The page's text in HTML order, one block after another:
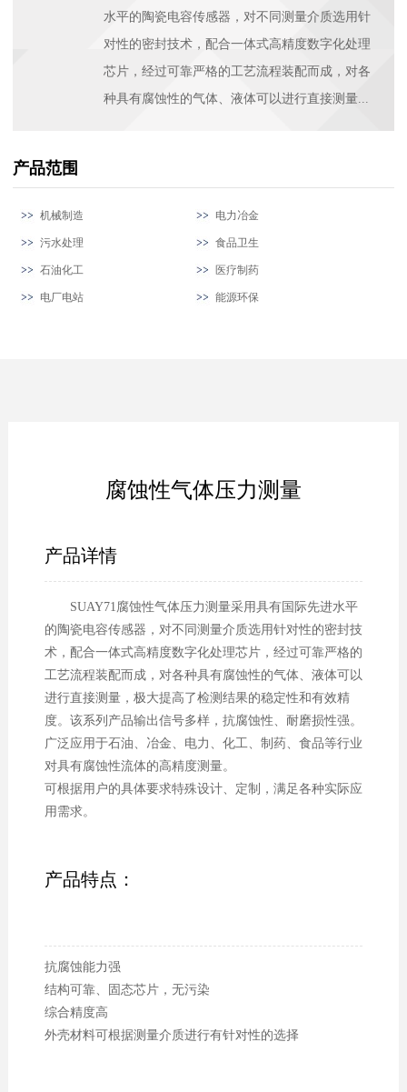
水平的陶瓷电容传感器，对不同测量介质选用针
对性的密封技术，配合一体式高精度数字化处理
芯片，经过可靠严格的工艺流程装配而成，对各
种具有腐蚀性的气体、液体可以进行直接测量...
产品范围
机械制造 电力冶金
污水处理 食品卫生
石油化工 医疗制药
电厂电站 能源环保
腐蚀性气体压力测量
产品详情
SUAY71腐蚀性气体压力测量采用具有国际先进水平
的陶瓷电容传感器，对不同测量介质选用针对性的密封技
术，配合一体式高精度数字化处理芯片，经过可靠严格的
工艺流程装配而成，对各种具有腐蚀性的气体、液体可以
进行直接测量，极大提高了检测结果的稳定性和有效精
度。该系列产品输出信号多样，抗腐蚀性、耐磨损性强。
广泛应用于石油、冶金、电力、化工、制药、食品等行业
对具有腐蚀性流体的高精度测量。
可根据用户的具体要求特殊设计、定制，满足各种实际应
用需求。
产品特点：
抗腐蚀能力强
结构可靠、固态芯片，无污染
综合精度高
外壳材料可根据测量介质进行有针对性的选择